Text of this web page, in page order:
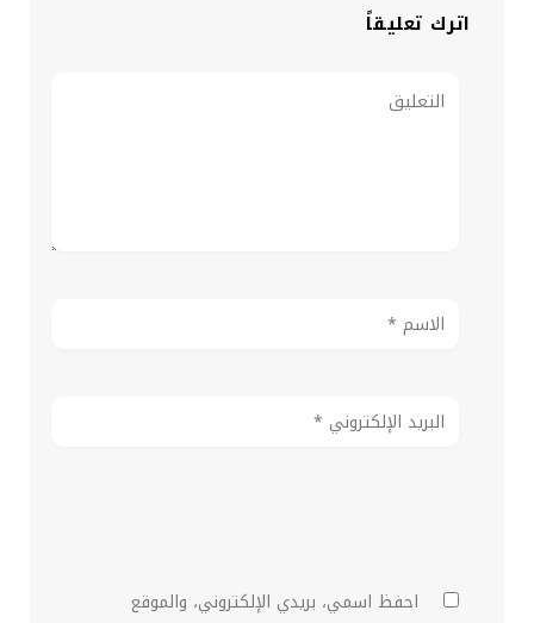
اترك تعليقاً
احفظ اسمي، بريدي الإلكتروني، والموقع